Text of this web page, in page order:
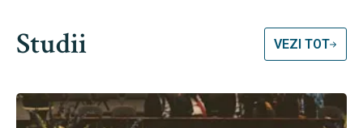
Studii VEZI TOT